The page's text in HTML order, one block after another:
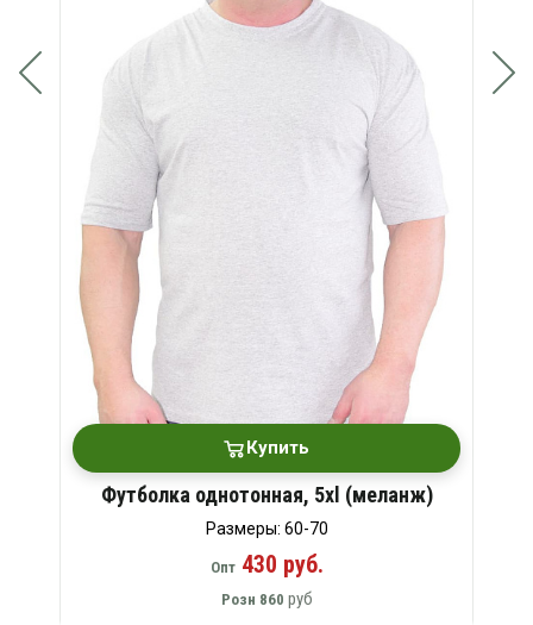
Купить
Футболка однотонная, 5xl (меланж)
Размеры: 60-70
Опт430 руб.
Розн 860 руб